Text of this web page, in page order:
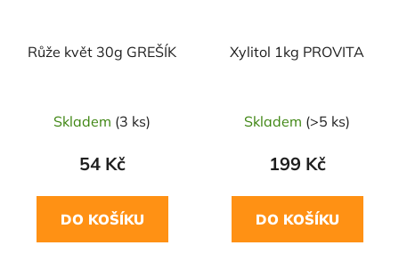
Růže květ 30g GREŠÍK
Skladem (3 ks)
54 Kč
DO KOŠÍKU
Xylitol 1kg PROVITA
Skladem (>5 ks)
199 Kč
DO KOŠÍKU